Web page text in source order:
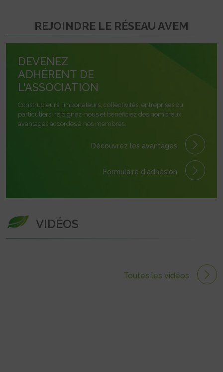
REJOINDRE LE RÉSEAU AVEM
DEVENEZ
ADHÉRENT DE
L'ASSOCIATION
Constructeurs, importateurs, collectivités, entreprises ou
particuliers, rejoignez-nous et bénéficiez des nombreux
avantages accordés à nos membres.
Découvrez les avantages
Formulaire d'adhésion
VIDÉOS
Toutes les vidéos